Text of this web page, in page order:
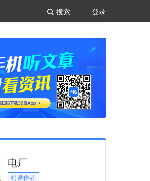
登录
搜索
电厂
特邀作者